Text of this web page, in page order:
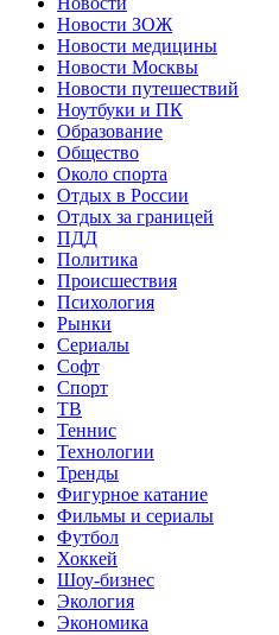
Новости ЗОЖ
Новости медицины
Новости Москвы
Новости путешествий
Ноутбуки и ПК
Образование
Общество
Около спорта
Отдых в России
Отдых за границей
ПДД
Политика
Происшествия
Психология
Рынки
Сериалы
Софт
Спорт
ТВ
Теннис
Технологии
Тренды
Фигурное катание
Фильмы и сериалы
Футбол
Хоккей
Шоу-бизнес
Экология
Экономика